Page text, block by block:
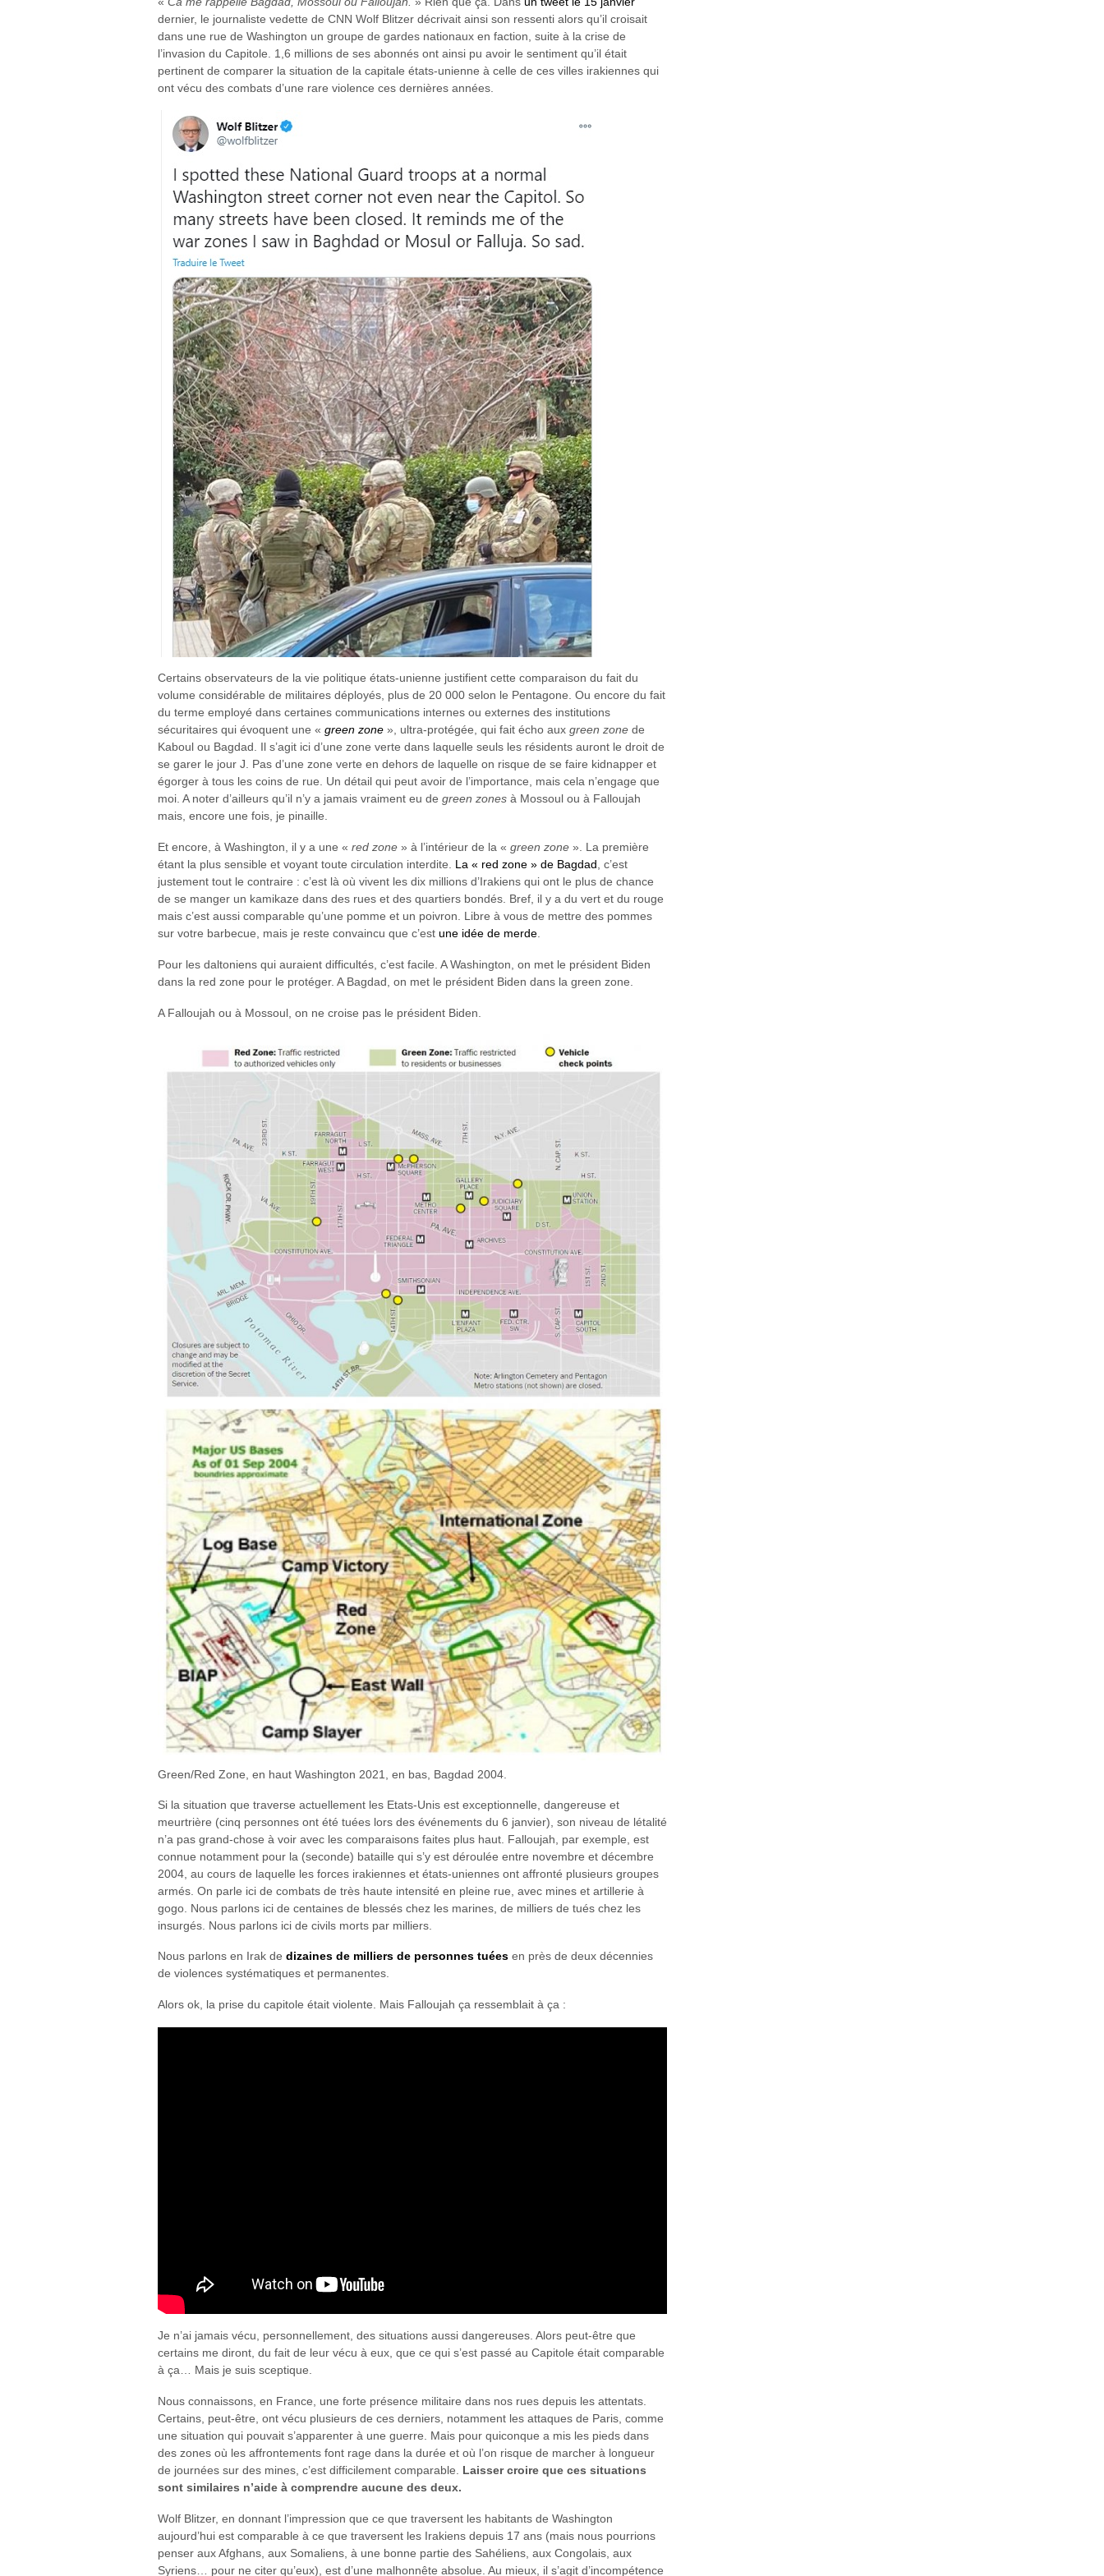
dernier, le journaliste vedette de CNN Wolf Blitzer décrivait ainsi son ressenti alors qu’il croisait
dans une rue de Washington un groupe de gardes nationaux en faction, suite à la crise de
l’invasion du Capitole. 1,6 millions de ses abonnés ont ainsi pu avoir le sentiment qu’il était
pertinent de comparer la situation de la capitale états-unienne à celle de ces villes irakiennes qui
ont vécu des combats d’une rare violence ces dernières années.
Certains observateurs de la vie politique états-unienne justifient cette comparaison du fait du
volume considérable de militaires déployés, plus de 20 000 selon le Pentagone. Ou encore du fait
du terme employé dans certaines communications internes ou externes des institutions
sécuritaires qui évoquent une « green zone », ultra-protégée, qui fait écho aux green zone de
Kaboul ou Bagdad. Il s’agit ici d’une zone verte dans laquelle seuls les résidents auront le droit de
se garer le jour J. Pas d’une zone verte en dehors de laquelle on risque de se faire kidnapper et
égorger à tous les coins de rue. Un détail qui peut avoir de l’importance, mais cela n’engage que
moi. A noter d’ailleurs qu’il n’y a jamais vraiment eu de green zones à Mossoul ou à Falloujah
mais, encore une fois, je pinaille.
Et encore, à Washington, il y a une « red zone » à l’intérieur de la « green zone ». La première
étant la plus sensible et voyant toute circulation interdite. La « red zone » de Bagdad , c’est
justement tout le contraire : c’est là où vivent les dix millions d’Irakiens qui ont le plus de chance
de se manger un kamikaze dans des rues et des quartiers bondés. Bref, il y a du vert et du rouge
mais c’est aussi comparable qu’une pomme et un poivron. Libre à vous de mettre des pommes
sur votre barbecue, mais je reste convaincu que c’est une idée de merde
Pour les daltoniens qui auraient difficultés, c’est facile. A Washington, on met le président Biden
dans la red zone pour le protéger. A Bagdad, on met le président Biden dans la green zone.
A Falloujah ou à Mossoul, on ne croise pas le président Biden.
Green/Red Zone, en haut Washington 2021, en bas, Bagdad 2004.
Si la situation que traverse actuellement les Etats-Unis est exceptionnelle, dangereuse et
meurtrière (cinq personnes ont été tuées lors des événements du 6 janvier), son niveau de létalité
n’a pas grand-chose à voir avec les comparaisons faites plus haut. Falloujah, par exemple, est
connue notamment pour la (seconde) bataille qui s’y est déroulée entre novembre et décembre
2004, au cours de laquelle les forces irakiennes et états-uniennes ont affronté plusieurs groupes
armés. On parle ici de combats de très haute intensité en pleine rue, avec mines et artillerie à
gogo. Nous parlons ici de centaines de blessés chez les marines, de milliers de tués chez les
insurgés. Nous parlons ici de civils morts par milliers.
Nous parlons en Irak de dizaines de milliers de personnes tuées en près de deux décennies
de violences systématiques et permanentes.
Alors ok, la prise du capitole était violente. Mais Falloujah ça ressemblait à ça :
Je n’ai jamais vécu, personnellement, des situations aussi dangereuses. Alors peut-être que
certains me diront, du fait de leur vécu à eux, que ce qui s’est passé au Capitole était comparable
à ça… Mais je suis sceptique.
Nous connaissons, en France, une forte présence militaire dans nos rues depuis les attentats.
Certains, peut-être, ont vécu plusieurs de ces derniers, notamment les attaques de Paris, comme
une situation qui pouvait s’apparenter à une guerre. Mais pour quiconque a mis les pieds dans
des zones où les affrontements font rage dans la durée et où l’on risque de marcher à longueur
de journées sur des mines, c’est difficilement comparable. Laisser croire que ces situations
sont similaires n’aide à comprendre aucune des deux.
Wolf Blitzer, en donnant l’impression que ce que traversent les habitants de Washington
aujourd’hui est comparable à ce que traversent les Irakiens depuis 17 ans (mais nous pourrions
penser aux Afghans, aux Somaliens, à une bonne partie des Sahéliens, aux Congolais, aux
Syriens… pour ne citer qu’eux), est d’une malhonnête absolue. Au mieux, il s’agit d’incompétence